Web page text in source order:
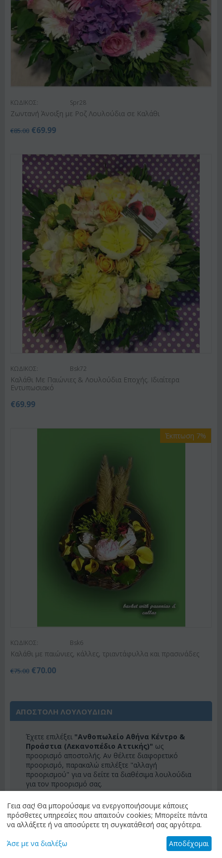
ΚΩΔΙΚΟΣ: Spr28
Ζωντανή Άνοιξη με Ροζ Λουλούδια σε Καλάθι
€85.00 €69.99
ΚΩΔΙΚΟΣ: Bsk72
Καλάθι Με Παιώνιες & Λουλούδια Εποχής. Ιδιαίτερα
Εντυπωσιακό
€69.99
Έκπτωση 7%
ΚΩΔΙΚΟΣ: Bsk6
Καλάθι με παιώνιες, κάλλες, τριαντάφυλλα και πρασινάδες
€75.00 €70.00
ΑΠΟΣΤΟΛΗ ΛΟΥΛΟΥΔΙΩΝ
Έχετε επιλέξει "Ανθοπωλείο Αθήνα Κέντρο &
Προάστια (Λεκανοπέδιο Αττικής)" ως
προορισμό αποστολής. Αν θέλετε διαφορετικό
προορισμό, παρακαλώ επιλέξτε "αλλαγή
προορισμού" για να δείτε τα διαθέσιμα λουλούδια
για τον προορισμό σας.
ΑΛΛΑΓΗ ΠΡΟΟΡΙΣΜΟΥ
ΚΑΤΗΓΟΡΙΕΣ
Γεια σας! Θα μπορούσαμε να ενεργοποιήσουμε κάποιες
πρόσθετες υπηρεσίες που απαιτούν cookies; Μπορείτε πάντα
να αλλάξετε ή να αποσύρετε τη συγκατάθεσή σας αργότερα.
Άσε με να διαλέξω Αποδέχομαι